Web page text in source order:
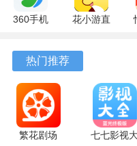
360手机
10.13.27
最新版
花小游直
17.9.56
热门推荐
繁花剧场
七七影视